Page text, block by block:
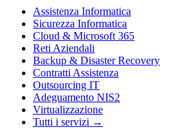
Assistenza Informatica
Sicurezza Informatica
Cloud & Microsoft 365
Reti Aziendali
Backup & Disaster Recovery
Contratti Assistenza
Outsourcing IT
Adeguamento NIS2
Virtualizzazione
Tutti i servizi →